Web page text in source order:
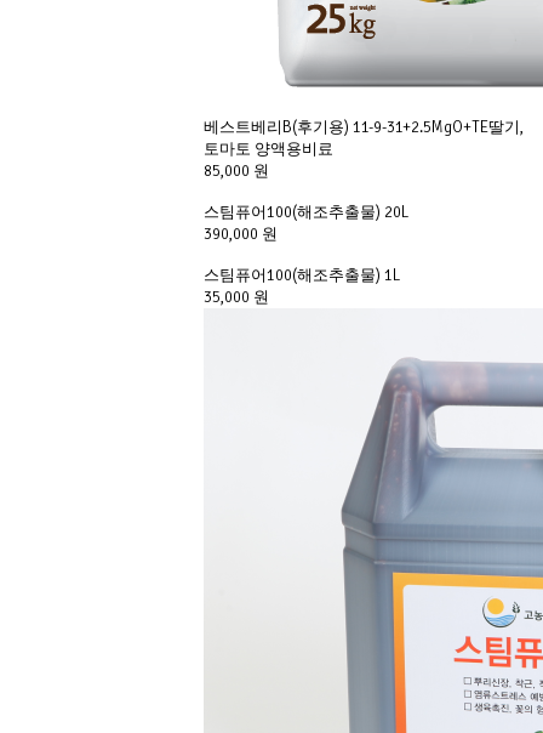
베스트베리B(후기용) 11-9-31+2.5MgO+TE딸기,
토마토 양액용비료
85,000 원
스팀퓨어100(해조추출물) 20L
390,000 원
스팀퓨어100(해조추출물) 1L
35,000 원